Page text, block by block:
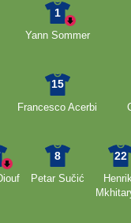
1
Yann Sommer
15
Francesco Acerbi
8
Petar Sučić
22